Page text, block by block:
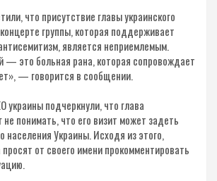
что присутствие главы украинского
группы, которая поддерживает
является неприемлемым.
— это больная рана, которая сопровождает
— говорится в сообщении.
украины подчеркнули, что глава
не понимать, что его визит может задеть
населения Украины. Исходя из этого,
от своего имени прокомментировать